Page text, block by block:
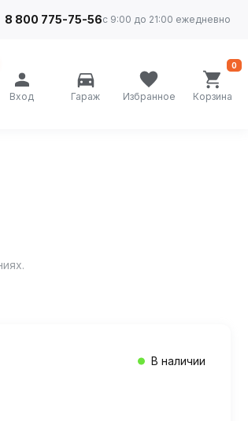
8 800 775-75-56с 9:00 до 21:00 ежедневно
Вход Гараж Избранное Корзина
0
В наличии